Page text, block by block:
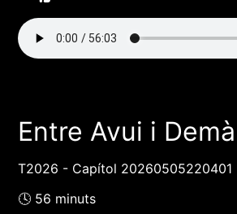
Entre Avui i
T2026 - Capítol 20260505220401
🕓 56 minuts